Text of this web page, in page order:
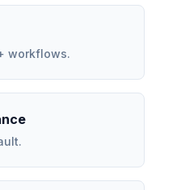
workflows.